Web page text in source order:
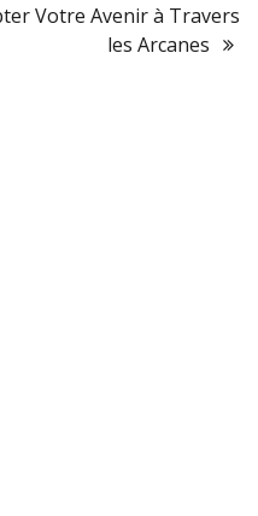
Votre Avenir à Travers
les Arcanes